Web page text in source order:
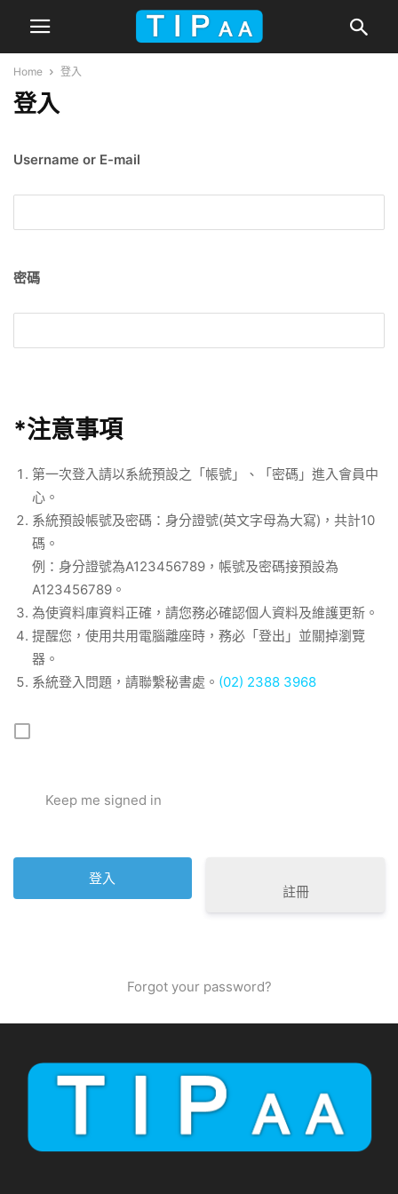
Home 登入
登入
Username or E-mail
密碼
*注意事項
第一次登入請以系統預設之「帳號」、「密碼」進入會員中
心。
系統預設帳號及密碼：身分證號(英文字母為大寫)，共計10
碼。
例：身分證號為A123456789，帳號及密碼接預設為
A123456789。
為使資料庫資料正確，請您務必確認個人資料及維護更新。
提醒您，使用共用電腦離座時，務必「登出」並關掉瀏覽
器。
系統登入問題，請聯繫秘書處。 (02) 2388 3968
Keep me signed in
註冊
Forgot your password?